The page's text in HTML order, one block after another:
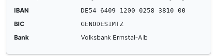
IBAN
DE54 6409 1200 0258 3810 00
BIC
GENODES1MTZ
Bank
Volksbank Ermstal-Alb